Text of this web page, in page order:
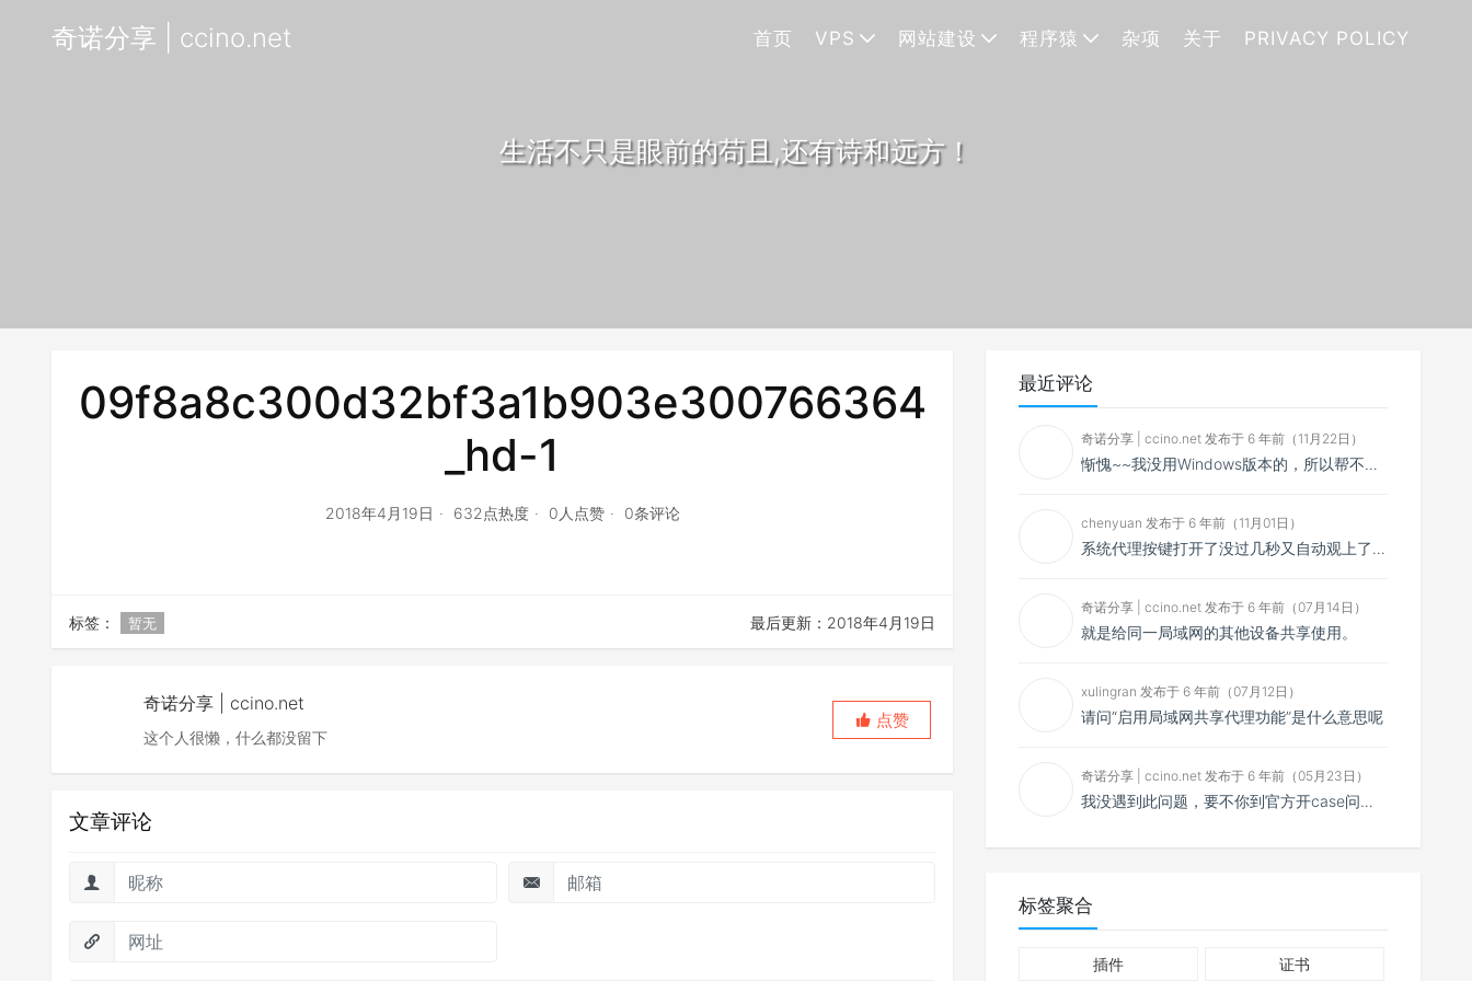
奇诺分享 | ccino.net 首页 VPS 网站建设 程序猿 杂项 关于 PRIVACY POLICY
生活不只是眼前的苟且,还有诗和远方！
09f8a8c300d32bf3a1b903e300766364
_hd-1
2018年4月19日 632点热度 0人点赞 0条评论
标签： 暂无 最后更新：2018年4月19日
奇诺分享 | ccino.net
这个人很懒，什么都没留下
点赞
文章评论
最近评论
奇诺分享 | ccino.net 发布于 6 年前（11月22日）
惭愧~~我没用Windows版本的，所以帮不了你~~
chenyuan 发布于 6 年前（11月01日）
系统代理按键打开了没过几秒又自动观上了，导致一直打开不了，是什么问题呢？感谢大佬，请帮帮忙！谢谢！
奇诺分享 | ccino.net 发布于 6 年前（07月14日）
就是给同一局域网的其他设备共享使用。
xulingran 发布于 6 年前（07月12日）
请问“启用局域网共享代理功能”是什么意思呢
奇诺分享 | ccino.net 发布于 6 年前（05月23日）
我没遇到此问题，要不你到官方开case问问看？
标签聚合
插件 证书